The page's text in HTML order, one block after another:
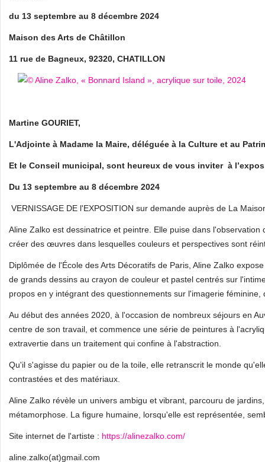
du 13 septembre au 8 décembre 2024
Maison des Arts de Châtillon
11 rue de Bagneux, 92320, CHATILLON
Martine GOURIET,
L'Adjointe à Madame la Maire, déléguée à la Culture et au
Et le Conseil municipal, sont heureux de vous inviter à
Du 13 septembre au 8 décembre 2024
VERNISSAGE DE l'EXPOSITION sur demande auprès de La
Aline Zalko est dessinatrice et peintre. Elle puise dans
créer des œuvres dans lesquelles couleurs et perspectives sont
Diplômée de l'École des Arts Décoratifs de Paris, Aline Zalko
de grands dessins au crayon de couleur et pastel centrés sur
propos en y intégrant des questionnements sur l'imagerie féminine,
Au début des années 2020, à l'occasion de nombreux séjours en
centre de son travail, et commence une série de peintures à
extravertie dans un traitement qui confine à l'abstraction.
Qu'il s'agisse du papier ou de la toile, elle retranscrit le monde
contrastées et des matériaux.
Aline Zalko révèle un univers ambigu et vibrant, parcouru de
métamorphose. La figure humaine, lorsqu'elle est représentée,
Site internet de l'artiste : https://alinezalko.com/
aline.zalko(at)gmail.com